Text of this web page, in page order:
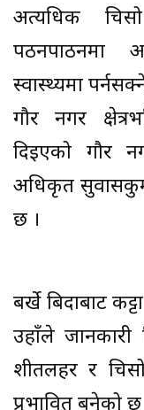
अत्यधिक
पठनपाठनमा
स्वास्थ्यमा
गौर नगर
दिइएको गौर
अधिकृत
छ ।
बर्खे बिदाबाट
उहाँले
शीतलहर र